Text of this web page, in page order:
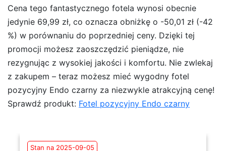
Cena tego fantastycznego fotela wynosi obecnie
jedynie 69,99 zł, co oznacza obniżkę o -50,01 zł (-42
%) w porównaniu do poprzedniej ceny. Dzięki tej
promocji możesz zaoszczędzić pieniądze, nie
rezygnując z wysokiej jakości i komfortu. Nie zwlekaj
z zakupem – teraz możesz mieć wygodny fotel
pozycyjny Endo czarny za niezwykle atrakcyjną cenę!
Sprawdź produkt: Fotel pozycyjny Endo czarny
Stan na 2025-09-05